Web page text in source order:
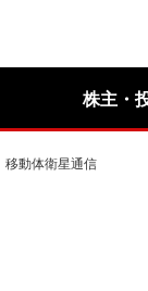
株主・
移動体衛星通信